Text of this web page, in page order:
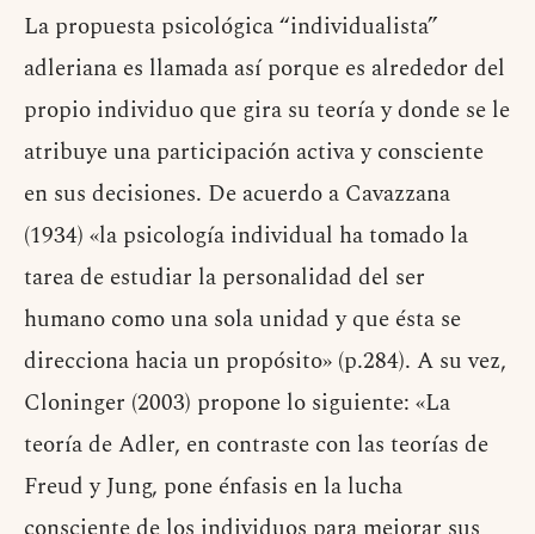
La propuesta psicológica “individualista”
adleriana es llamada así porque es alrededor del
propio individuo que gira su teoría y donde se le
atribuye una participación activa y consciente
en sus decisiones. De acuerdo a Cavazzana
(1934) «la psicología individual ha tomado la
tarea de estudiar la personalidad del ser
humano como una sola unidad y que ésta se
direcciona hacia un propósito» (p.284). A su vez,
Cloninger (2003) propone lo siguiente: «La
teoría de Adler, en contraste con las teorías de
Freud y Jung, pone énfasis en la lucha